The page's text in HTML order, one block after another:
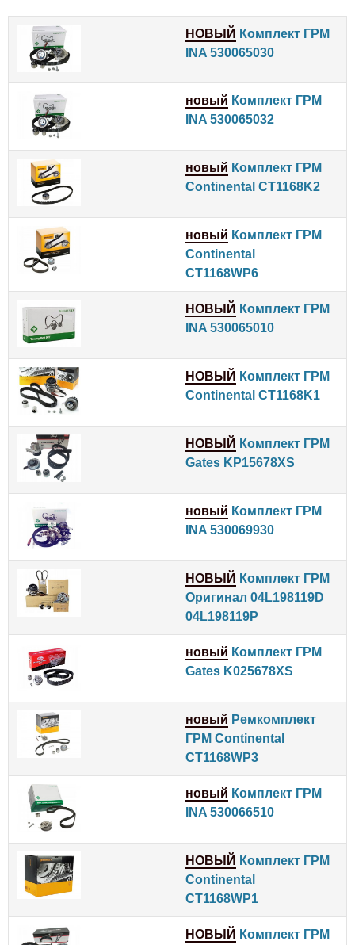
НОВЫЙ Комплект ГРМ
INA 530065030
новый Комплект ГРМ
INA 530065032
новый Комплект ГРМ
Continental CT1168K2
новый Комплект ГРМ
Continental
CT1168WP6
НОВЫЙ Комплект ГРМ
INA 530065010
НОВЫЙ Комплект ГРМ
Continental CT1168K1
НОВЫЙ Комплект ГРМ
Gates KP15678XS
новый Комплект ГРМ
INA 530069930
НОВЫЙ Комплект ГРМ
Оригинал 04L198119D
04L198119P
новый Комплект ГРМ
Gates K025678XS
новый Ремкомплект
ГРМ Continental
CT1168WP3
новый Комплект ГРМ
INA 530066510
НОВЫЙ Комплект ГРМ
Continental
CT1168WP1
НОВЫЙ Комплект ГРМ